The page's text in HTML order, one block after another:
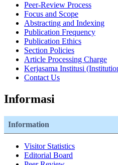
Peer-Review Process
Focus and Scope
Abstracting and Indexing
Publication Frequency
Publication Ethics
Section Policies
Article Processing Charge
Kerjasama Institusi
Contact Us
Informasi
Information
Visitor Statistics
Editorial Board